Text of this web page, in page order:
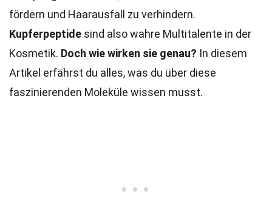
fördern und Haarausfall zu verhindern.
Kupferpeptide sind also wahre Multitalente in der
Kosmetik. Doch wie wirken sie genau? In diesem
Artikel erfährst du alles, was du über diese
faszinierenden Moleküle wissen musst.